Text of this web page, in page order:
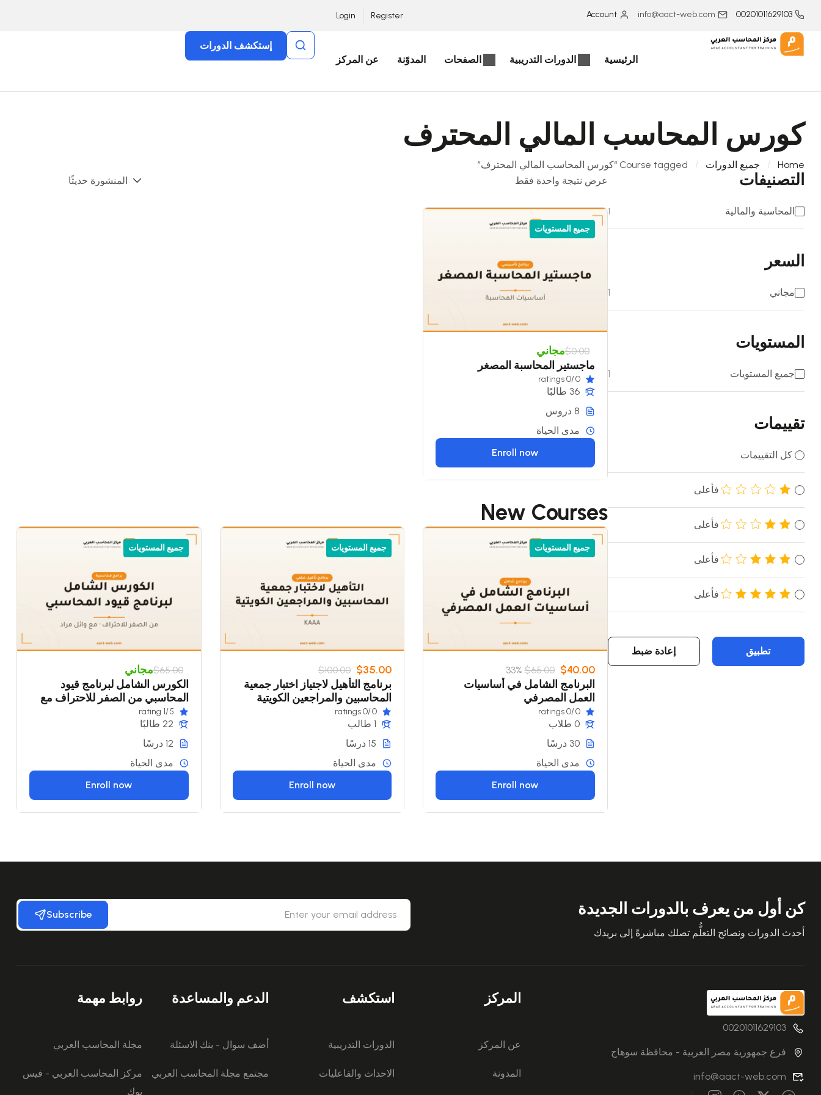
00201011629103
info@aact-web.com
Account
Register
Login
الرئيسية الدورات التدريبية الصفحات المدوّنة عن المركز
إستكشف الدورات
كورس المحاسب المالي المحترف
Home جميع الدورات Course tagged “كورس المحاسب المالي المحترف”
التصنيفات
المحاسبة والمالية 1
السعر
مجاني 1
المستويات
جميع المستويات 1
تقييمات
كل التقييمات
فأعلى
فأعلى
فأعلى
فأعلى
تطبيق إعادة ضبط
عرض نتيجة واحدة فقط
جميع المستويات
$0.00مجاني
ماجستير المحاسبة المصغر
0
/0 ratings
36 طالبًا
8 دروس
مدى الحياة
Enroll now
New Courses
جميع المستويات
$65.00 $40.00
33%
البرنامج الشامل في أساسيات
العمل المصرفي
0
/0 ratings
0 طلاب
30 درسًا
مدى الحياة
Enroll now
جميع المستويات
$100.00 $35.00
برنامج التأهيل لاجتياز اختبار جمعية
المحاسبين والمراجعين الكويتية
(KAAA)
0
/0 ratings
1 طالب
15 درسًا
مدى الحياة
Enroll now
جميع المستويات
$65.00مجاني
الكورس الشامل لبرنامج قيود
المحاسبي من الصفر للاحتراف مع
وائل مراد
5
/1 rating
22 طالبًا
12 درسًا
مدى الحياة
Enroll now
كن أول من يعرف بالدورات الجديدة
أحدث الدورات ونصائح التعلُّم تصلك مباشرةً إلى بريدك
Subscribe
00201011629103
فرع جمهورية مصر العربية - محافظة سوهاج
info@aact-web.com
المركز
عن المركز
المدونة
استكشف
الدورات التدريبية
الاحداث والفاعليات
الدعم والمساعدة
أضف سوال - بنك الاسئلة
مجتمع مجلة المحاسب العربي
روابط مهمة
مجلة المحاسب العربي
مركز المحاسب العربي - فيس
بوك